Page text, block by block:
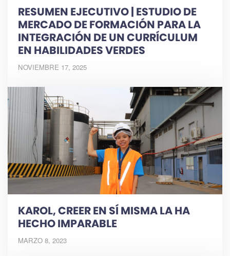
RESUMEN EJECUTIVO | ESTUDIO DE
MERCADO DE FORMACIÓN PARA LA
INTEGRACIÓN DE UN CURRÍCULUM
EN HABILIDADES VERDES
NOVIEMBRE 17, 2025
KAROL, CREER EN SÍ MISMA LA HA
HECHO IMPARABLE
MARZO 8, 2023